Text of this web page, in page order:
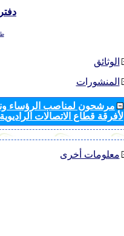
الوثائق
المنشورات
مرشحون لمناصب الرؤساء
لأفرقة قطاع الاتصالات
معلومات أخرى